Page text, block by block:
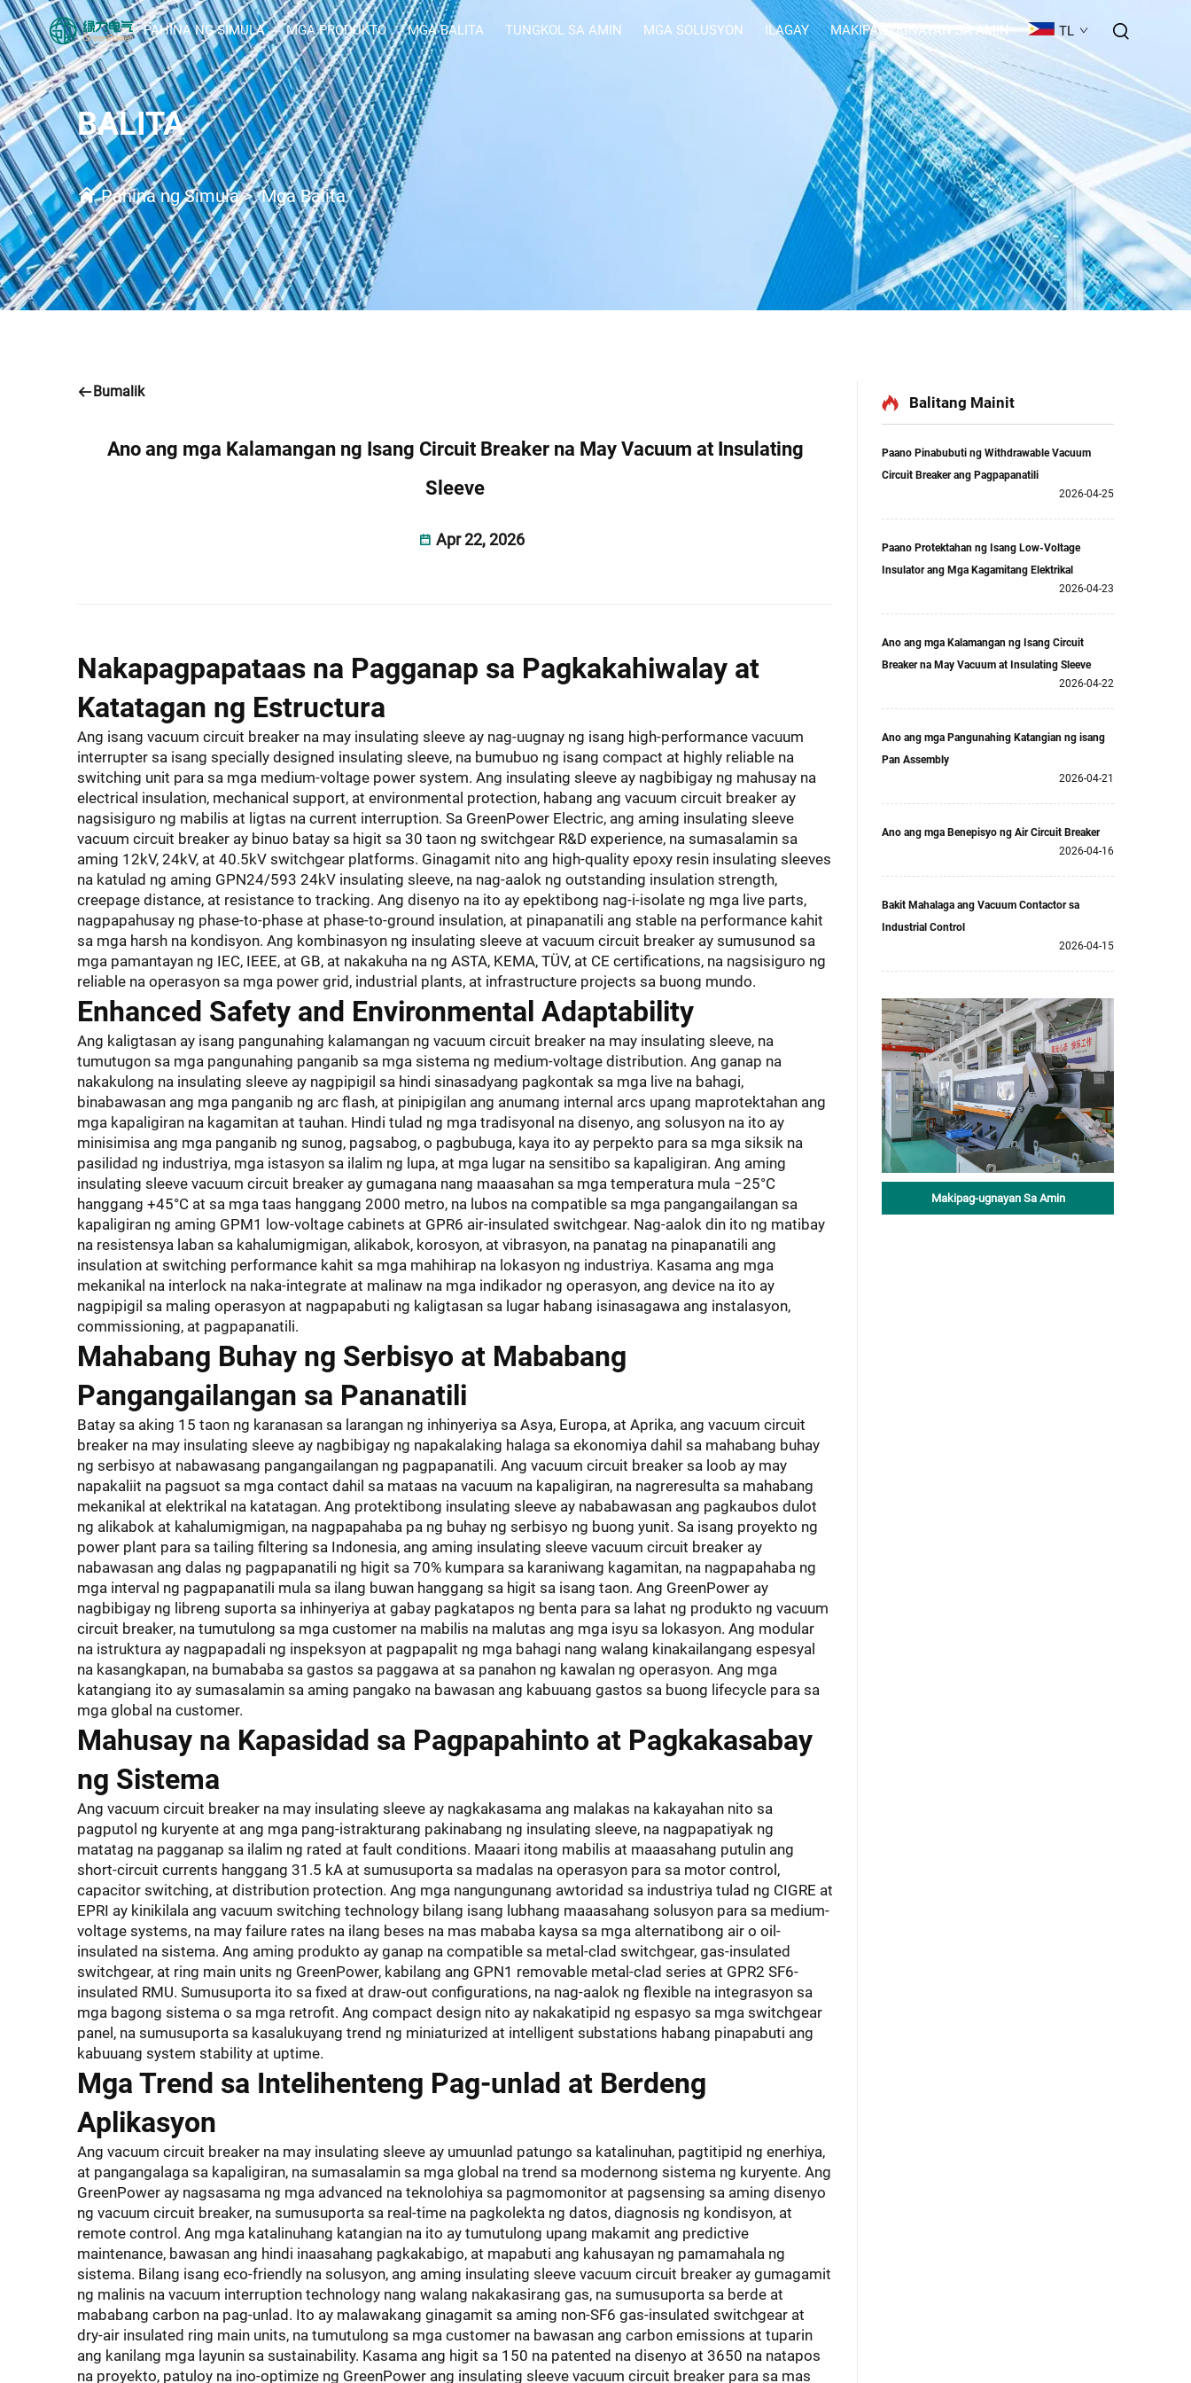
PAHINA NG SIMULA MGA PRODUKTO MGA BALITA TUNGKOL SA AMIN MGA SOLUSYON ILAGAY MAKIPAG-UGNAYAN SA AMIN TL
BALITA
Pahina ng Simula>Mga Balita
Bumalik
Ano ang mga Kalamangan ng Isang Circuit Breaker na May Vacuum at Insulating
Sleeve
Apr 22, 2026
Nakapagpapataas na Pagganap sa Pagkakahiwalay at
Katatagan ng Estructura
Ang isang vacuum circuit breaker na may insulating sleeve ay nag-uugnay ng isang high-performance vacuum
interrupter sa isang specially designed insulating sleeve, na bumubuo ng isang compact at highly reliable na
switching unit para sa mga medium-voltage power system. Ang insulating sleeve ay nagbibigay ng mahusay na
electrical insulation, mechanical support, at environmental protection, habang ang vacuum circuit breaker ay
nagsisiguro ng mabilis at ligtas na current interruption. Sa GreenPower Electric, ang aming insulating sleeve
vacuum circuit breaker ay binuo batay sa higit sa 30 taon ng switchgear R&D experience, na sumasalamin sa
aming 12kV, 24kV, at 40.5kV switchgear platforms. Ginagamit nito ang high-quality epoxy resin insulating sleeves
na katulad ng aming GPN24/593 24kV insulating sleeve, na nag-aalok ng outstanding insulation strength,
creepage distance, at resistance to tracking. Ang disenyo na ito ay epektibong nag-i-isolate ng mga live parts,
nagpapahusay ng phase-to-phase at phase-to-ground insulation, at pinapanatili ang stable na performance kahit
sa mga harsh na kondisyon. Ang kombinasyon ng insulating sleeve at vacuum circuit breaker ay sumusunod sa
mga pamantayan ng IEC, IEEE, at GB, at nakakuha na ng ASTA, KEMA, TÜV, at CE certifications, na nagsisiguro ng
reliable na operasyon sa mga power grid, industrial plants, at infrastructure projects sa buong mundo.
Enhanced Safety and Environmental Adaptability
Ang kaligtasan ay isang pangunahing kalamangan ng vacuum circuit breaker na may insulating sleeve, na
tumutugon sa mga pangunahing panganib sa mga sistema ng medium-voltage distribution. Ang ganap na
nakakulong na insulating sleeve ay nagpipigil sa hindi sinasadyang pagkontak sa mga live na bahagi,
binabawasan ang mga panganib ng arc flash, at pinipigilan ang anumang internal arcs upang maprotektahan ang
mga kapaligiran na kagamitan at tauhan. Hindi tulad ng mga tradisyonal na disenyo, ang solusyon na ito ay
minisimisa ang mga panganib ng sunog, pagsabog, o pagbubuga, kaya ito ay perpekto para sa mga siksik na
pasilidad ng industriya, mga istasyon sa ilalim ng lupa, at mga lugar na sensitibo sa kapaligiran. Ang aming
insulating sleeve vacuum circuit breaker ay gumagana nang maaasahan sa mga temperatura mula −25°C
hanggang +45°C at sa mga taas hanggang 2000 metro, na lubos na compatible sa mga pangangailangan sa
kapaligiran ng aming GPM1 low-voltage cabinets at GPR6 air-insulated switchgear. Nag-aalok din ito ng matibay
na resistensya laban sa kahalumigmigan, alikabok, korosyon, at vibrasyon, na panatag na pinapanatili ang
insulation at switching performance kahit sa mga mahihirap na lokasyon ng industriya. Kasama ang mga
mekanikal na interlock na naka-integrate at malinaw na mga indikador ng operasyon, ang device na ito ay
nagpipigil sa maling operasyon at nagpapabuti ng kaligtasan sa lugar habang isinasagawa ang instalasyon,
commissioning, at pagpapanatili.
Mahabang Buhay ng Serbisyo at Mababang
Pangangailangan sa Pananatili
Batay sa aking 15 taon ng karanasan sa larangan ng inhinyeriya sa Asya, Europa, at Aprika, ang vacuum circuit
breaker na may insulating sleeve ay nagbibigay ng napakalaking halaga sa ekonomiya dahil sa mahabang buhay
ng serbisyo at nabawasang pangangailangan ng pagpapanatili. Ang vacuum circuit breaker sa loob ay may
napakaliit na pagsuot sa mga contact dahil sa mataas na vacuum na kapaligiran, na nagreresulta sa mahabang
mekanikal at elektrikal na katatagan. Ang protektibong insulating sleeve ay nababawasan ang pagkaubos dulot
ng alikabok at kahalumigmigan, na nagpapahaba pa ng buhay ng serbisyo ng buong yunit. Sa isang proyekto ng
power plant para sa tailing filtering sa Indonesia, ang aming insulating sleeve vacuum circuit breaker ay
nabawasan ang dalas ng pagpapanatili ng higit sa 70% kumpara sa karaniwang kagamitan, na nagpapahaba ng
mga interval ng pagpapanatili mula sa ilang buwan hanggang sa higit sa isang taon. Ang GreenPower ay
nagbibigay ng libreng suporta sa inhinyeriya at gabay pagkatapos ng benta para sa lahat ng produkto ng vacuum
circuit breaker, na tumutulong sa mga customer na mabilis na malutas ang mga isyu sa lokasyon. Ang modular
na istruktura ay nagpapadali ng inspeksyon at pagpapalit ng mga bahagi nang walang kinakailangang espesyal
na kasangkapan, na bumababa sa gastos sa paggawa at sa panahon ng kawalan ng operasyon. Ang mga
katangiang ito ay sumasalamin sa aming pangako na bawasan ang kabuuang gastos sa buong lifecycle para sa
mga global na customer.
Mahusay na Kapasidad sa Pagpapahinto at Pagkakasabay
ng Sistema
Ang vacuum circuit breaker na may insulating sleeve ay nagkakasama ang malakas na kakayahan nito sa
pagputol ng kuryente at ang mga pang-istrakturang pakinabang ng insulating sleeve, na nagpapatiyak ng
matatag na pagganap sa ilalim ng rated at fault conditions. Maaari itong mabilis at maaasahang putulin ang
short-circuit currents hanggang 31.5 kA at sumusuporta sa madalas na operasyon para sa motor control,
capacitor switching, at distribution protection. Ang mga nangungunang awtoridad sa industriya tulad ng CIGRE at
EPRI ay kinikilala ang vacuum switching technology bilang isang lubhang maaasahang solusyon para sa medium-
voltage systems, na may failure rates na ilang beses na mas mababa kaysa sa mga alternatibong air o oil-
insulated na sistema. Ang aming produkto ay ganap na compatible sa metal-clad switchgear, gas-insulated
switchgear, at ring main units ng GreenPower, kabilang ang GPN1 removable metal-clad series at GPR2 SF6-
insulated RMU. Sumusuporta ito sa fixed at draw-out configurations, na nag-aalok ng flexible na integrasyon sa
mga bagong sistema o sa mga retrofit. Ang compact design nito ay nakakatipid ng espasyo sa mga switchgear
panel, na sumusuporta sa kasalukuyang trend ng miniaturized at intelligent substations habang pinapabuti ang
kabuuang system stability at uptime.
Mga Trend sa Intelihenteng Pag-unlad at Berdeng
Aplikasyon
Ang vacuum circuit breaker na may insulating sleeve ay umuunlad patungo sa katalinuhan, pagtitipid ng enerhiya,
at pangangalaga sa kapaligiran, na sumasalamin sa mga global na trend sa modernong sistema ng kuryente. Ang
GreenPower ay nagsasama ng mga advanced na teknolohiya sa pagmomonitor at pagsensing sa aming disenyo
ng vacuum circuit breaker, na sumusuporta sa real-time na pagkolekta ng datos, diagnosis ng kondisyon, at
remote control. Ang mga katalinuhang katangian na ito ay tumutulong upang makamit ang predictive
maintenance, bawasan ang hindi inaasahang pagkakabigo, at mapabuti ang kahusayan ng pamamahala ng
sistema. Bilang isang eco-friendly na solusyon, ang aming insulating sleeve vacuum circuit breaker ay gumagamit
ng malinis na vacuum interruption technology nang walang nakakasirang gas, na sumusuporta sa berde at
mababang carbon na pag-unlad. Ito ay malawakang ginagamit sa aming non-SF6 gas-insulated switchgear at
dry-air insulated ring main units, na tumutulong sa mga customer na bawasan ang carbon emissions at tuparin
ang kanilang mga layunin sa sustainability. Kasama ang higit sa 150 na patented na disenyo at 3650 na natapos
na proyekto, patuloy na ino-optimize ng GreenPower ang insulating sleeve vacuum circuit breaker para sa mas
Balitang Mainit
Paano Pinabubuti ng Withdrawable Vacuum
Circuit Breaker ang Pagpapanatili
2026-04-25
Paano Protektahan ng Isang Low-Voltage
Insulator ang Mga Kagamitang Elektrikal
2026-04-23
Ano ang mga Kalamangan ng Isang Circuit
Breaker na May Vacuum at Insulating Sleeve
2026-04-22
Ano ang mga Pangunahing Katangian ng isang
Pan Assembly
2026-04-21
Ano ang mga Benepisyo ng Air Circuit Breaker
2026-04-16
Bakit Mahalaga ang Vacuum Contactor sa
Industrial Control
2026-04-15
Makipag-ugnayan Sa Amin